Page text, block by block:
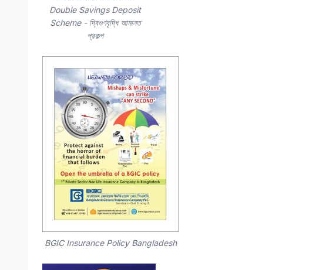
Double Savings Deposit
Scheme - দ্বিগুণবৃদ্ধি আমানত
প্রকল্প
BGIC Insurance Policy Bangladesh